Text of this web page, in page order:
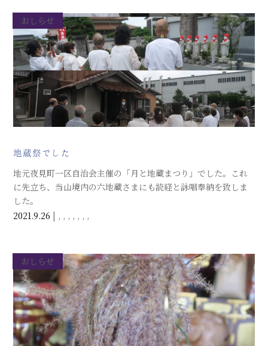
地蔵祭でした
2021.9.26 |
おしらせ
, , , , , , ,
地元夜見町一区自治会主催の「月と地蔵まつり」でした。これ
に先立ち、当山境内の六地蔵さまにも読経と詠唱奉納を致しま
した。
おしらせ